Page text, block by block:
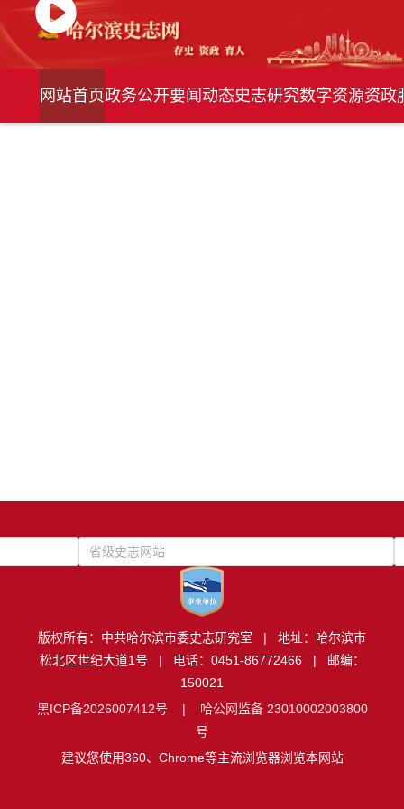
网站首页政务公开要闻动态史志研究数字资源资政
省级史志网站
版权所有：中共哈尔滨市委史志研究室 | 地址：哈尔滨市
松北区世纪大道1号 | 电话：0451-86772466 | 邮编：
150021
黑ICP备2026007412号 | 哈公网监备 23010002003800
号
建议您使用360、Chrome等主流浏览器浏览本网站